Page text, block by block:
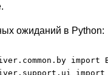
ожиданий в Python:
import
import